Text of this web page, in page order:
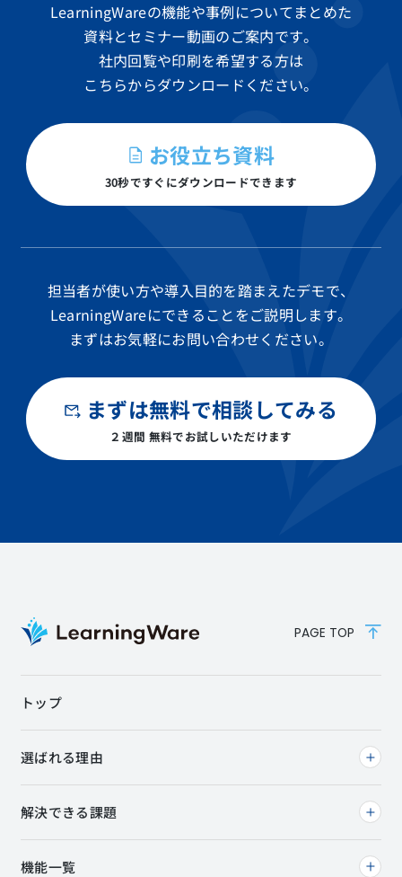
LearningWareの機能や事例についてまとめた
資料とセミナー動画のご案内です。
社内回覧や印刷を希望する方は
こちらからダウンロードください。
お役立ち資料
30秒ですぐにダウンロードできます
担当者が使い方や導入目的を踏まえたデモで、
LearningWareにできることをご説明します。
まずはお気軽にお問い合わせください。
まずは無料で相談してみる
２週間 無料でお試しいただけます
PAGE TOP
トップ
選ばれる理由
解決できる課題
機能一覧